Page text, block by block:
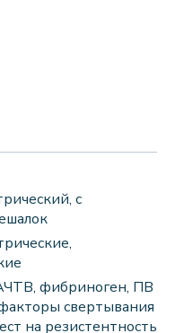
с
фибриноген, ПВ
свертывания
на резистентность